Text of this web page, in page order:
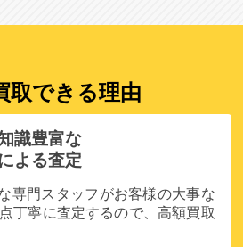
取できる理由
識豊富な
よる査定
専門スタッフがお客様の大事な
丁寧に査定するので、高額買取